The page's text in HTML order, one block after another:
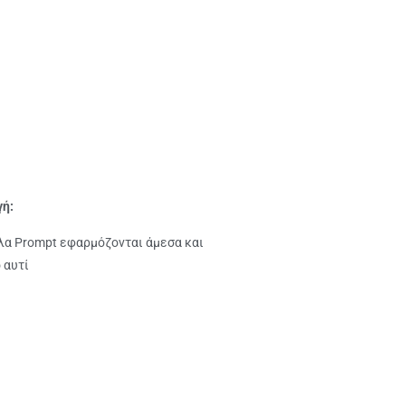
Prompt εφαρμόζονται άμεσα και